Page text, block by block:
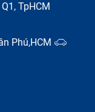
TpHCM
Phú,HCM